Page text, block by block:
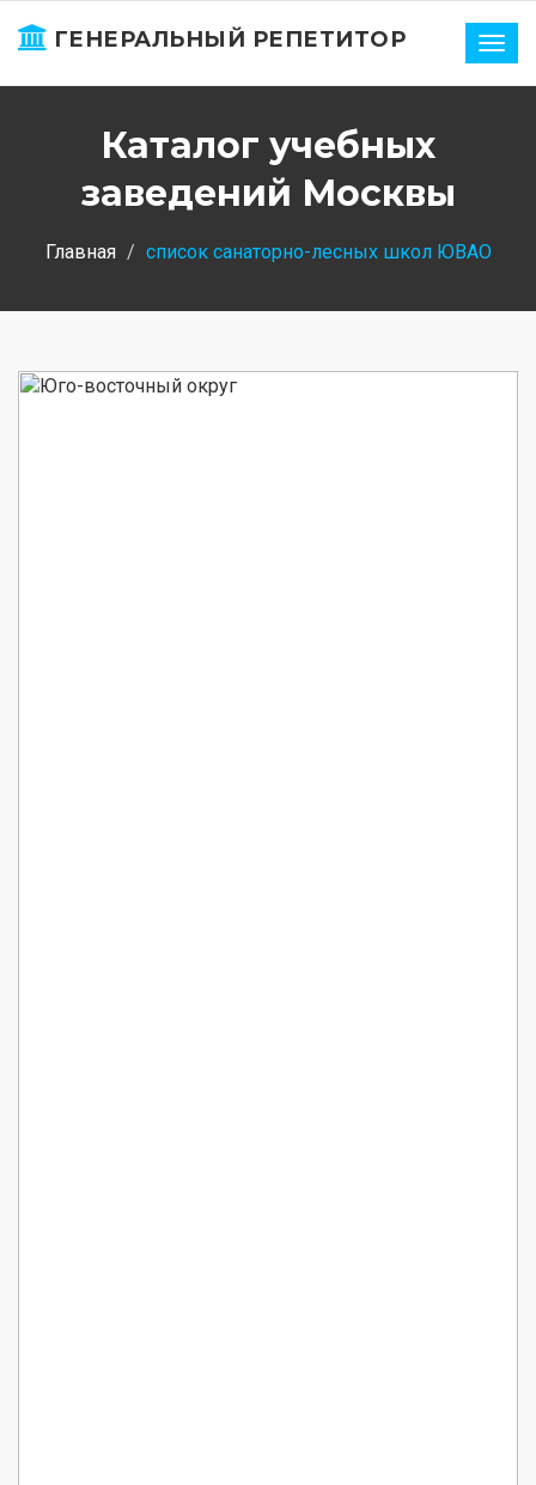
ГЕНЕРАЛЬНЫЙ РЕПЕТИТОР
Каталог учебных
заведений Москвы
Главная список санаторно-лесных школ ЮВАО